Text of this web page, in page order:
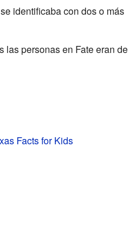
identificaba con dos o más
las personas en Fate eran de
Facts for Kids